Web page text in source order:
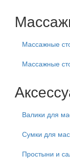
Массажные
Массажные
Валики для
Сумки для
Простыни и